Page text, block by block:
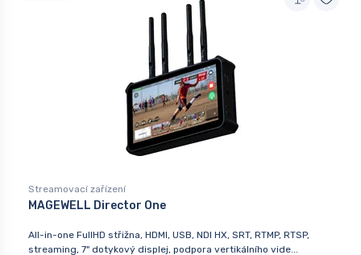
Streamovací zařízení
MAGEWELL Director One
All-in-one FullHD střižna, HDMI, USB, NDI HX, SRT, RTMP, RTSP,
streaming, 7" dotykový displej, podpora vertikálního vide...